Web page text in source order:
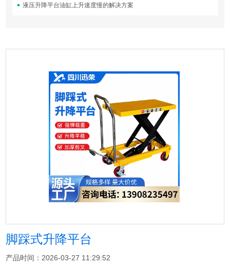
液压升降平台油缸上升速度慢的解决方案
脚踩式升降平台
产品时间：2026-03-27 11:29:52